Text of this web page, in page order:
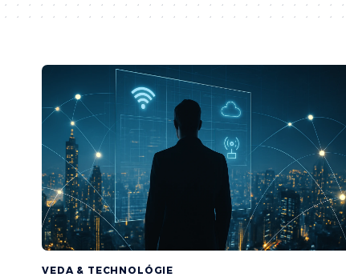
VEDA & TECHNOLÓGIE